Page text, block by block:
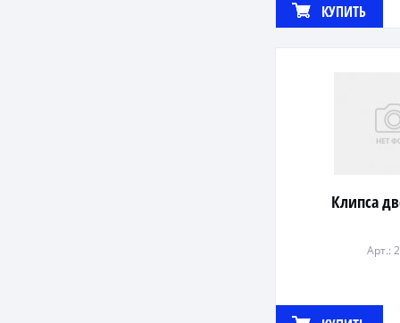
КУПИТЬ
Клипса
Арт.: